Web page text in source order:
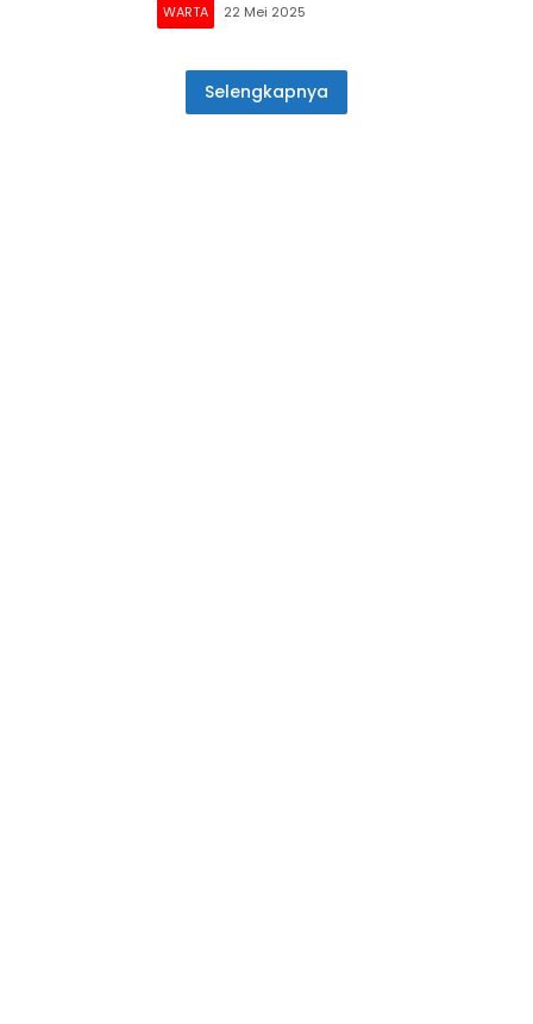
WARTA 22 Mei 2025
Selengkapnya